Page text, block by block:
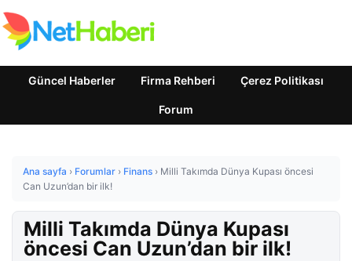
Güncel Haberler Firma Rehberi Çerez Politikası
Forum
Ana sayfa › Forumlar › Finans › Milli Takımda Dünya Kupası öncesi
Can Uzun’dan bir ilk!
Milli Takımda Dünya Kupası
öncesi Can Uzun’dan bir ilk!